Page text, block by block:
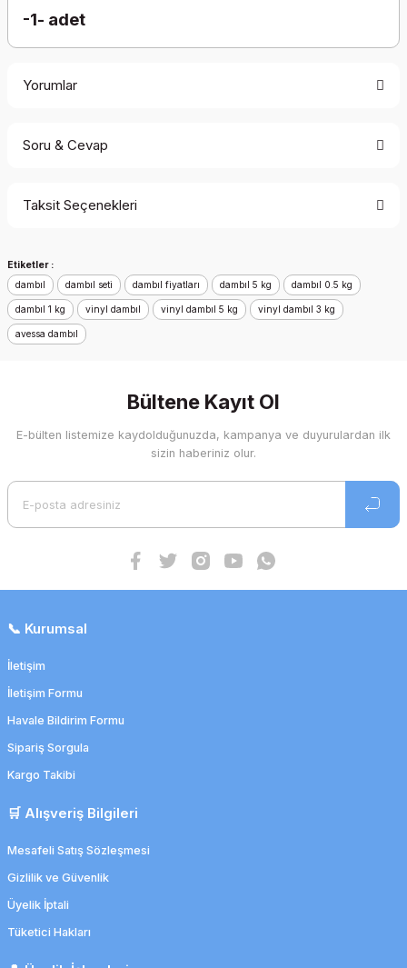
-1- adet
Yorumlar
Soru & Cevap
Soru Sor
Taksit Seçenekleri
Etiketler :
dambıl
dambıl seti dambıl fiyatları dambıl 5 kg dambıl 0.5 kg
dambıl 1 kg vinyl dambıl vinyl dambıl 5 kg vinyl dambıl 3 kg
avessa dambıl
Bültene Kayıt Ol
E-bülten listemize kaydolduğunuzda, kampanya ve duyurulardan ilk
sizin haberiniz olur.
📞 Kurumsal
İletişim
İletişim Formu
Havale Bildirim Formu
Sipariş Sorgula
Kargo Takibi
🛒 Alışveriş Bilgileri
Mesafeli Satış Sözleşmesi
Gizlilik ve Güvenlik
Üyelik İptali
Tüketici Hakları